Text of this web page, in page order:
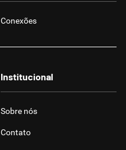
Conexões
Institucional
Sobre nós
Contato